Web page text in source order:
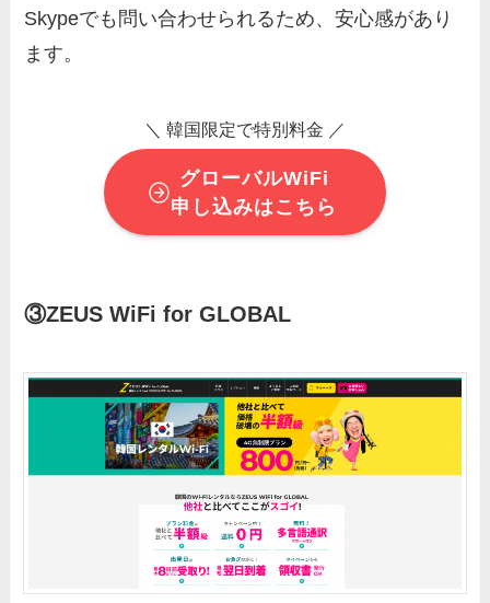
Skypeでも問い合わせられるため、安心感があり
ます。
＼ 韓国限定で特別料金 ／
グローバルWiFi
申し込みはこちら
③ZEUS WiFi for GLOBAL